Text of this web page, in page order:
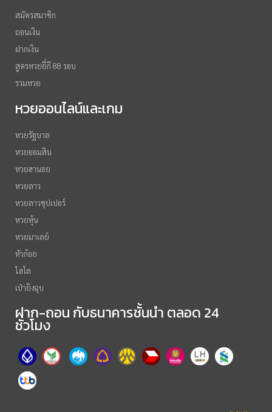
สมัครสมาชิก
ถอนเงิน
ฝากเงิน
สูตรหวยยี่กี 88 รอบ
รวมหวย
หวยออนไลน์และเกม
หวยรัฐบาล
หวยออมสิน
หวยฮานอย
หวยลาว
หวยลาวซุปเปอร์
หวยหุ้น
หวยมาเลย์
หัวก้อย
ไฮโล
เป่ายิงฉุบ
ฝาก-ถอน กับธนาคารชั้นนำ ตลอด 24
ชั่วโมง